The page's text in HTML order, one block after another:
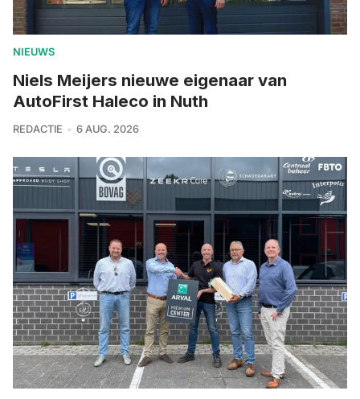
NIEUWS
Niels Meijers nieuwe eigenaar van
AutoFirst Haleco in Nuth
REDACTIE 6 AUG. 2026